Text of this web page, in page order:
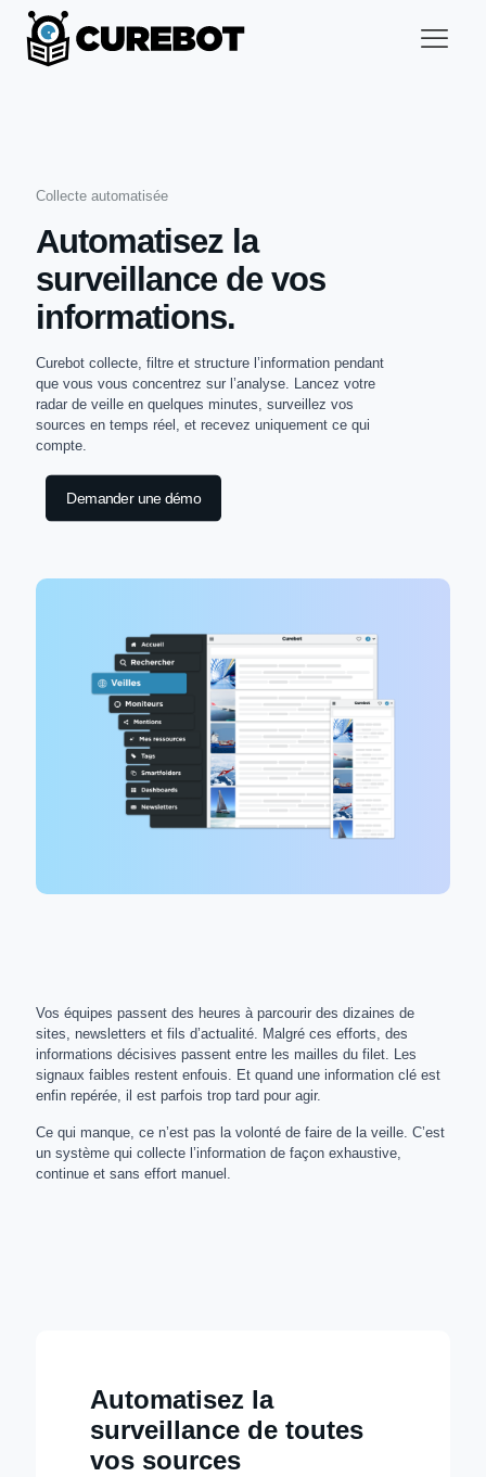
Collecte automatisée
Automatisez la
surveillance de vos
informations.
Curebot collecte, filtre et structure l’information pendant
que vous vous concentrez sur l’analyse. Lancez votre
radar de veille en quelques minutes, surveillez vos
sources en temps réel, et recevez uniquement ce qui
compte.
Demander une démo
Vos équipes passent des heures à parcourir des dizaines de
sites, newsletters et fils d’actualité. Malgré ces efforts, des
informations décisives passent entre les mailles du filet. Les
signaux faibles restent enfouis. Et quand une information clé est
enfin repérée, il est parfois trop tard pour agir.
Ce qui manque, ce n’est pas la volonté de faire de la veille. C’est
un système qui collecte l’information de façon exhaustive,
continue et sans effort manuel.
Automatisez la
surveillance de toutes
vos sources